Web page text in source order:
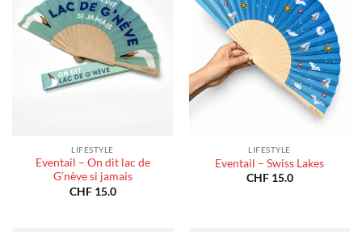
LIFESTYLE
Eventail – On dit lac de
G’nève si jamais
CHF15.0
LIFESTYLE
Eventail – Swiss Lakes
CHF15.0